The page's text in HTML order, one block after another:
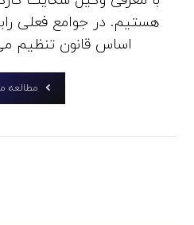
هستیم. در جوامع فعلی
اساس قانون تنظیم
مطالعه